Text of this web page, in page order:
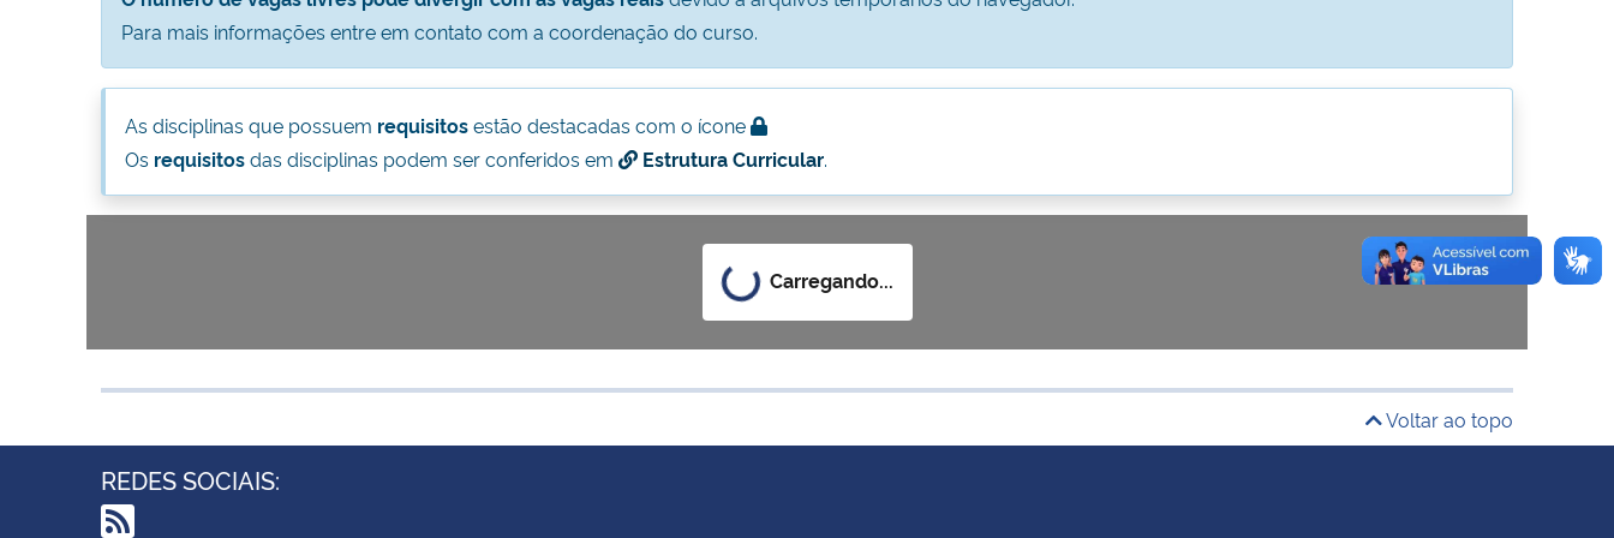
Para mais informações entre em contato com a coordenação do curso.
As disciplinas que possuem requisitosestão destacadas com o ícone
Os requisitosdas disciplinas podem ser conferidos em Estrutura Curricular.
Carregando...
Voltar ao topo
REDES SOCIAIS: